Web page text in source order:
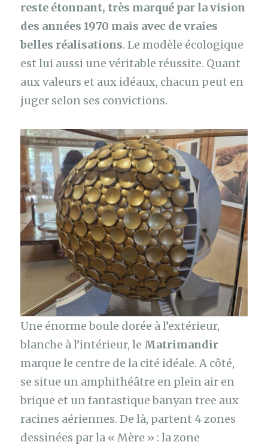
reste étonnant, très marqué par la vision
des années 1970 mais avec de vraies
belles réalisations. Le modèle écologique
est lui aussi une véritable réussite. Quant
aux valeurs et aux idéaux, chacun peut en
juger selon ses convictions.
Une énorme boule dorée à l’extérieur,
blanche à l’intérieur, le Matrimandir
marque le centre de la cité idéale. A côté,
se situe un amphithéâtre en plein air en
brique et un fantastique banyan tree aux
racines aériennes. De là, partent 4 zones
dessinées par la « Mère » : la zone